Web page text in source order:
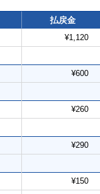
払戻金
¥1,120
¥600
¥260
¥290
¥150